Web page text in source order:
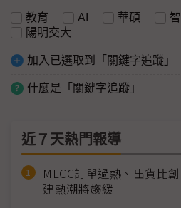
教育 AI 華碩
陽明交大
加入已選取到「關鍵字追蹤」
什麼是「關鍵字追蹤」
近７天熱門報導
MLCC訂單過熱、出貨比
建熱潮將趨緩